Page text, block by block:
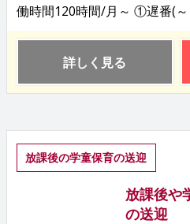
働時間120時間/月～ ①遅番(～
詳しく見る
放課後の学童保育の送迎
放課後や
の送迎